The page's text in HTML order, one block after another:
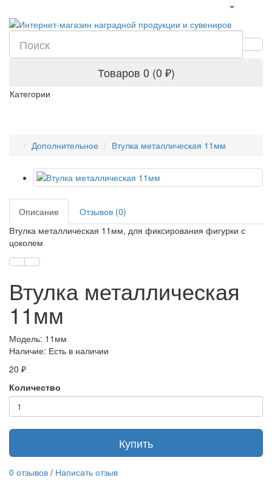
Товаров 0 (0 ₽)
Категории
Дополнительное Втулка металлическая 11мм
Описание
Отзывов (0)
Втулка металлическая 11мм, для фиксирования фигурки с
цоколем
Втулка металлическая
11мм
Модель: 11мм
Наличие: Есть в наличии
20 ₽
Количество
Купить
0 отзывов / Написать отзыв